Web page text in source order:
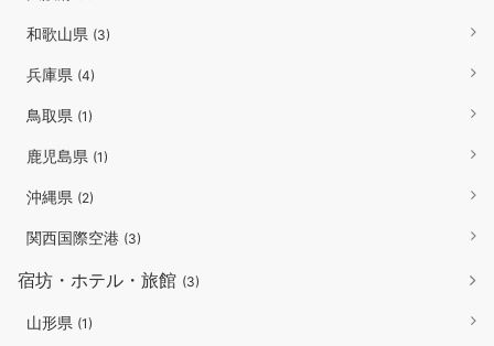
和歌山県 (3)
兵庫県 (4)
鳥取県 (1)
鹿児島県 (1)
沖縄県 (2)
関西国際空港 (3)
宿坊・ホテル・旅館 (3)
山形県 (1)